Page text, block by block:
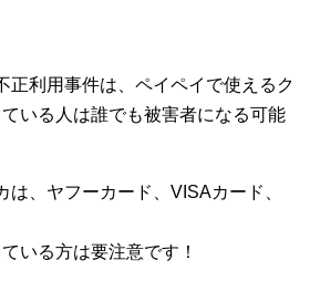
正利用事件は、ペイペイで使えるク
いる人は誰でも被害者になる可能
は、ヤフーカード、VISAカード、
いる方は要注意です！